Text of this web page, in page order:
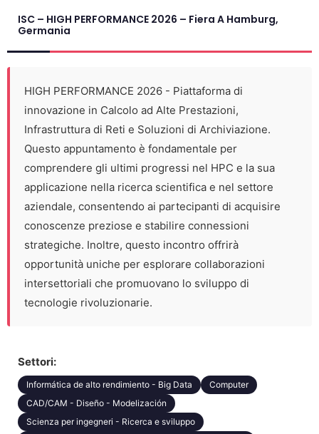
ISC – HIGH PERFORMANCE 2026 – Fiera A Hamburg,
Germania
HIGH PERFORMANCE 2026 - Piattaforma di
innovazione in Calcolo ad Alte Prestazioni,
Infrastruttura di Reti e Soluzioni di Archiviazione.
Questo appuntamento è fondamentale per
comprendere gli ultimi progressi nel HPC e la sua
applicazione nella ricerca scientifica e nel settore
aziendale, consentendo ai partecipanti di acquisire
conoscenze preziose e stabilire connessioni
strategiche. Inoltre, questo incontro offrirà
opportunità uniche per esplorare collaborazioni
intersettoriali che promuovano lo sviluppo di
tecnologie rivoluzionarie.
Settori:
Informática de alto rendimiento - Big Data
Computer
CAD/CAM - Diseño - Modelización
Scienza per ingegneri - Ricerca e sviluppo